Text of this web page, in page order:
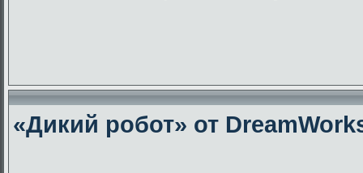
«Дикий робот» от